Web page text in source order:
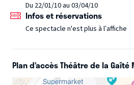
Du 22/01/10 au 03/04/10
Infos et réservations
Ce spectacle n'est plus à l’affiche
Plan d’accès Théâtre de la